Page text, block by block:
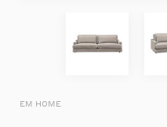
EM HOME